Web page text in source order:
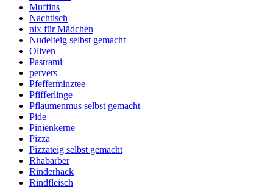
Muffins
Nachtisch
nix für Mädchen
Nudelteig selbst gemacht
Oliven
Pastrami
pervers
Pfefferminztee
Pfifferlinge
Pflaumenmus selbst gemacht
Pide
Pinienkerne
Pizza
Pizzateig selbst gemacht
Rhabarber
Rinderhack
Rindfleisch